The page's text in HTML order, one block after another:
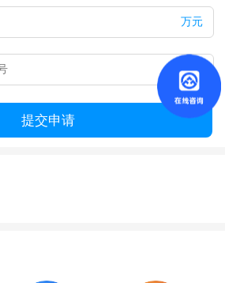
万元
提交申请